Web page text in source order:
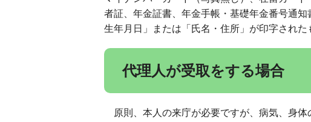
者証、年金証書、年金手帳・基礎年金番号通
生年月日」または「氏名・住所」が印字された
代理人が受取をする場合
原則、本人の来庁が必要ですが、病気、身体